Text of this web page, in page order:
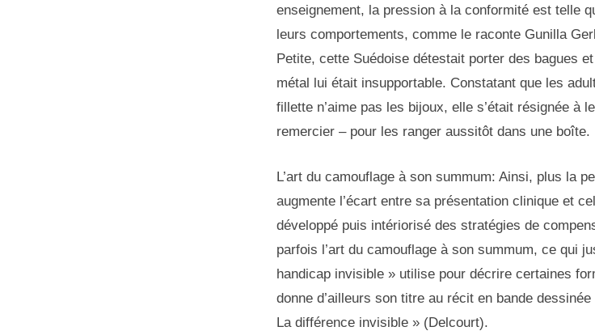
enseignement, la pression à la conformité est telle
leurs comportements, comme le raconte Gunilla
Petite, cette Suédoise détestait porter des bagues
métal lui était insupportable. Constatant que les
fillette n’aime pas les bijoux, elle s’était résignée à
remercier – pour les ranger aussitôt dans une boîte.
L’art du camouflage à son summum: Ainsi, plus la
augmente l’écart entre sa présentation clinique et
développé puis intériorisé des stratégies de
parfois l’art du camouflage à son summum, ce qui
handicap invisible » utilise pour décrire certaines
donne d’ailleurs son titre au récit en bande
La différence invisible » (Delcourt).